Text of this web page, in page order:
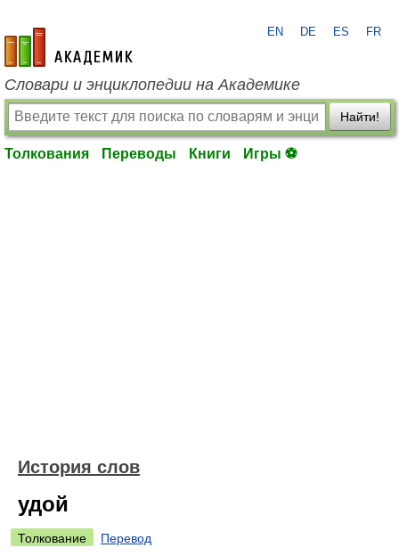
academic.ru
EN DE ES FR
Словари и энциклопедии на Академике
Найти!
Толкования Переводы Книги Игры ⚽
История слов
удой
Толкование
Перевод